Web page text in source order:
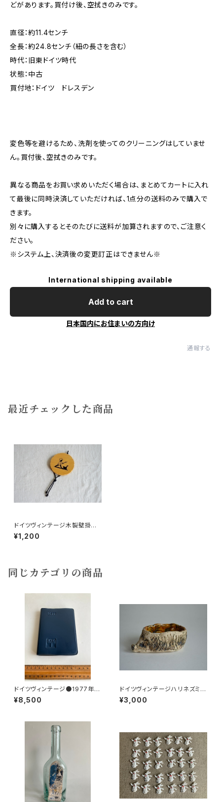
どがあります。買付け後、空拭きのみです。
直径：約11.4センチ
全長：約24.8センチ（紐の長さを含む）
時代：旧東ドイツ時代
状態：中古
買付地：ドイツ ドレスデン
変色等を避けるため、洗剤を使ってのクリーニングはしていませ
ん。買付後、空拭きのみです。
異なる商品をお買い求めいただく場合は、まとめてカートに入れ
て最後に同時決済していただければ、1点分の送料のみで購入で
きます。
別々に購入するとそのたびに送料が加算されますので、ご注意く
ださい。
※システム上、決済後の変更訂正はできません※
International shipping available
Add to cart
日本国内にお住まいの方向け
通報する
最近チェックした商品
ドイツヴィンテージ木製壁掛け
影絵お散歩
¥1,200
同じカテゴリの商品
ドイツヴィンテージ●1977年ポ
ケットカレンダーKDT手帳未使
用DDR
¥8,500
ドイツヴィンテージハリネズミの
小皿b
¥3,000